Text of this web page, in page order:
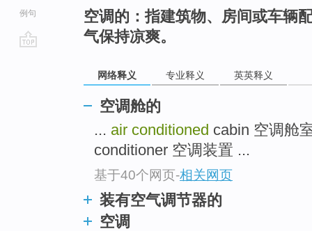
例句
空调的：指建筑物、房间或车辆
气保持凉爽。
网络释义 专业释义 英英释义
空调舱的
... air conditioned cabin 空调舱
conditioner 空调装置 ...
基于40个网页-相关网页
装有空气调节器的
空调